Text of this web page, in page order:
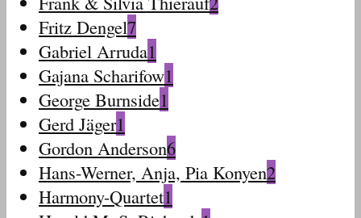
Fritz Dengel7
Gabriel Arruda1
Gajana Scharifow1
George Burnside1
Gerd Jäger1
Gordon Anderson6
Hans-Werner, Anja, Pia Konyen2
Harmony-Quartet1